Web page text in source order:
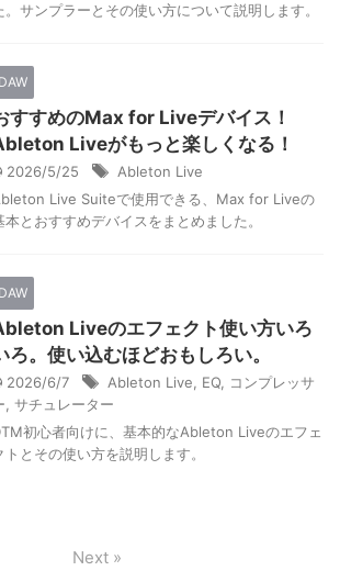
。サンプラーとその使い方について説明します。
DAW
すすめのMax for Liveデバイス！
Liveがもっと楽しくなる！
2026/5/25
Ableton Live
Live Suiteで使用できる、Max for Liveの
本とおすすめデバイスをまとめました。
DAW
Liveのエフェクト使い方いろ
ろ。使い込むほどおもしろい。
2026/6/7 Ableton Live, EQ, コンプレッサ
, サチュレーター
初心者向けに、基本的なAbleton Liveのエフェ
トとその使い方を説明します。
Next »